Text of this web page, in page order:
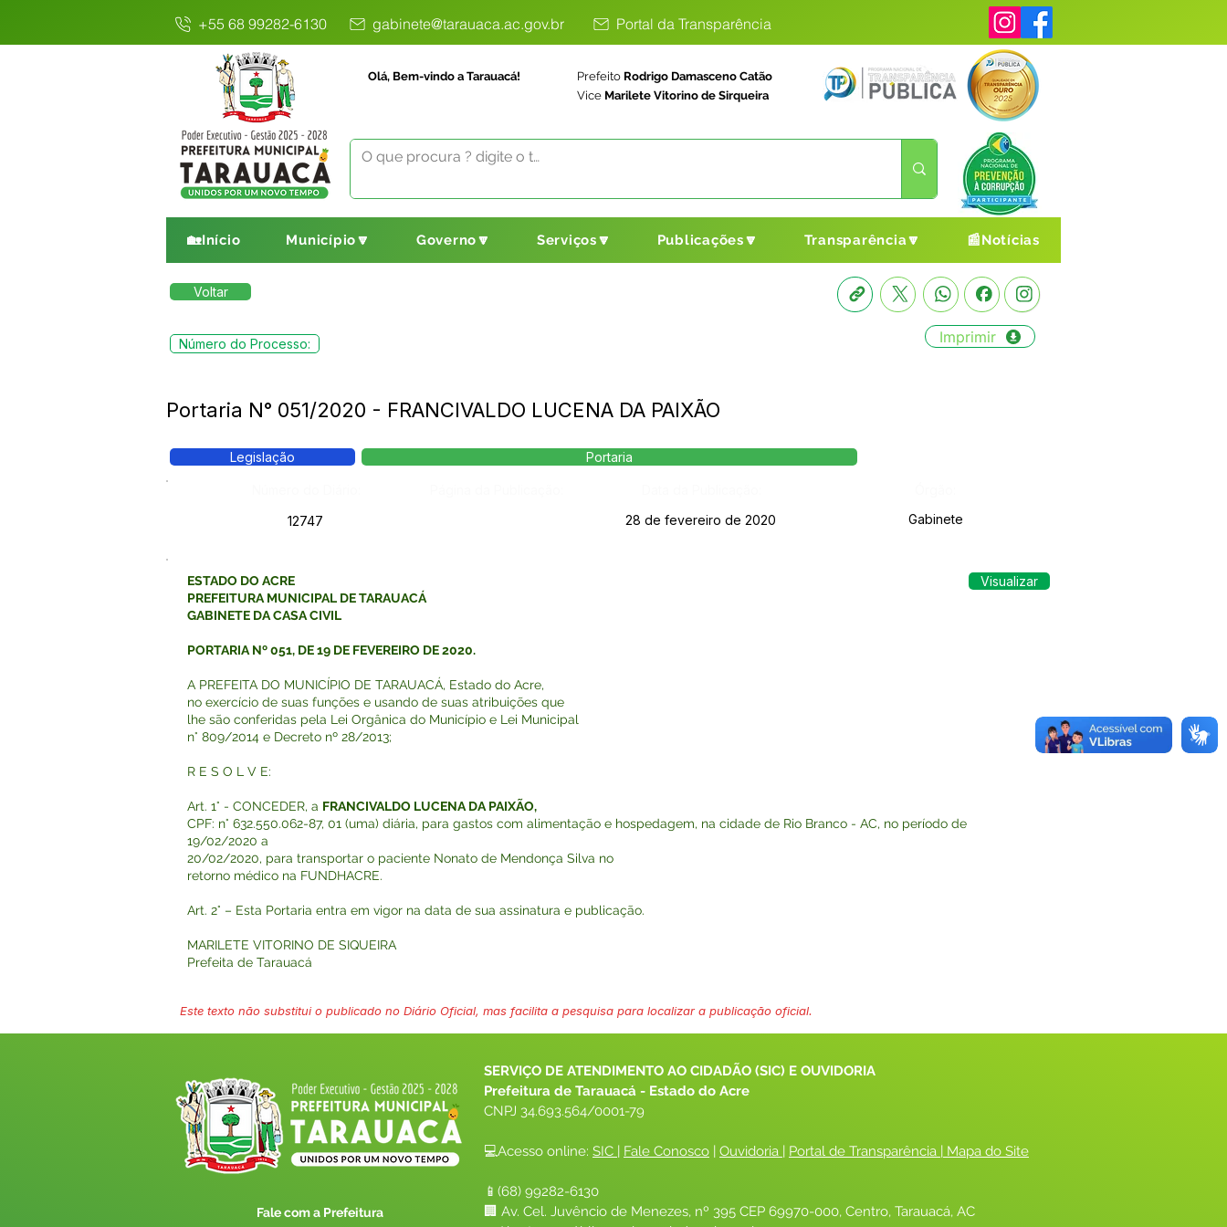
+55 68 99282-6130 gabinete@tarauaca.ac.gov.br Portal da Transparência
Olá, Bem-vindo a Tarauacá! Prefeito Rodrigo Damasceno Catão
Vice Marilete Vitorino de Sirqueira
🏡Início Município🔽 Governo🔽 Serviços🔽 Publicações🔽 Transparência🔽 📰Notícias
Voltar
Número do Processo: Imprimir
Portaria N° 051/2020 - FRANCIVALDO LUCENA DA PAIXÃO
Legislação Portaria
12747
28 de fevereiro de 2020 Gabinete
ESTADO DO ACRE
PREFEITURA MUNICIPAL DE TARAUACÁ
GABINETE DA CASA CIVIL
PORTARIA Nº 051, DE 19 DE FEVEREIRO DE 2020.
A PREFEITA DO MUNICÍPIO DE TARAUACÁ, Estado do Acre,
no exercício de suas funções e usando de suas atribuições que
lhe são conferidas pela Lei Orgânica do Município e Lei Municipal
n° 809/2014 e Decreto nº 28/2013;
R E S O L V E:
Art. 1° - CONCEDER, a FRANCIVALDO LUCENA DA PAIXÃO,
CPF: n° 632.550.062-87, 01 (uma) diária, para gastos com alimentação e hospedagem, na cidade de Rio Branco - AC, no período de
19/02/2020 a
20/02/2020, para transportar o paciente Nonato de Mendonça Silva no
retorno médico na FUNDHACRE.
Art. 2° – Esta Portaria entra em vigor na data de sua assinatura e publicação.
MARILETE VITORINO DE SIQUEIRA
Prefeita de Tarauacá
Visualizar
Este texto não substitui o publicado no Diário Oficial, mas facilita a pesquisa para localizar a publicação oficial.
Fale com a Prefeitura
SERVIÇO DE ATENDIMENTO AO CIDADÃO (SIC) E OUVIDORIA
Prefeitura de Tarauacá - Estado do Acre
CNPJ 34.693.564/0001-79
💻Acesso online: SIC | Fale Conosco | Ouvidoria | Portal de Transparência | Mapa do Site
📱(68) 99282-6130
🏢 Av. Cel. Juvêncio de Menezes, nº 395 CEP 69970-000, Centro, Tarauacá, AC